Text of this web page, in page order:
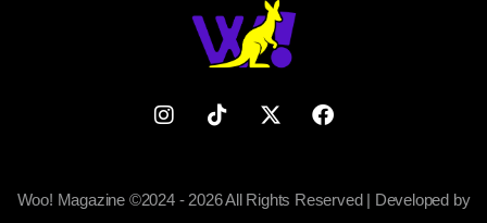
Woo! Magazine ©2024 - 2026 All Rights Reserved | Developed by